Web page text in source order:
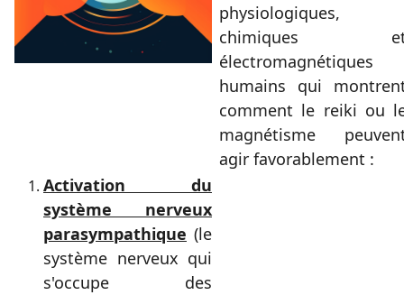
physiologiques,
chimiques
électromagnétiques
humains qui
comment le reiki ou
magnétisme
agir favorablement :
Activation du
système nerveux
parasympathique (le
système nerveux qui
s'occupe des